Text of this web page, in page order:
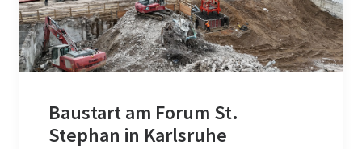
Baustart am Forum St.
Stephan in Karlsruhe